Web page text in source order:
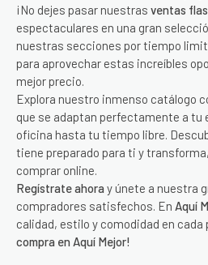
¡No dejes pasar nuestras ventas
espectaculares en una gran
nuestras secciones por tiempo
para aprovechar estas increíbles
mejor precio.
Explora nuestro inmenso catálogo
que se adaptan perfectamente a tu
oficina hasta tu tiempo libre.
tiene preparado para ti y
comprar online.
Regístrate ahora y únete a nuestra
compradores satisfechos. En Aquí
calidad, estilo y comodidad en cada
compra en Aquí Mejor!